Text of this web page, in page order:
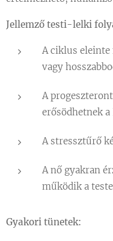
Jellemző testi-lelki
A ciklus
vagy
A
erősödhetnek
A stressztűrő
A nő gyakran
működik a
Gyakori tünetek: